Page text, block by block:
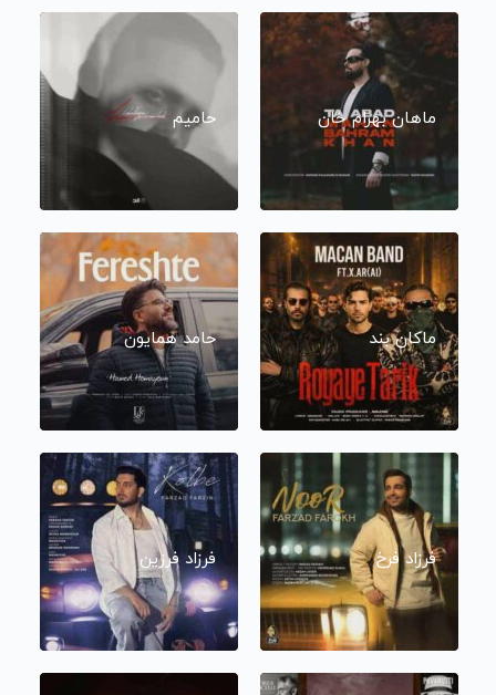
ماهان بهرام خان حامیم
ماکان بند حامد همایون
فرزاد فرخ فرزاد فرزین